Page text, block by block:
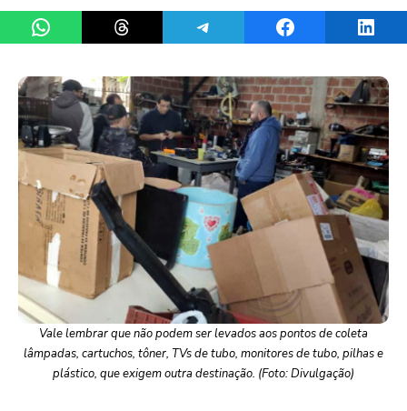
Share on WhatsAppShare on ThreadsShare on TelegramShare on Facebook
Vale lembrar que não podem ser levados aos pontos de coleta
lâmpadas, cartuchos, tôner, TVs de tubo, monitores de tubo, pilhas e
plástico, que exigem outra destinação. (Foto: Divulgação)